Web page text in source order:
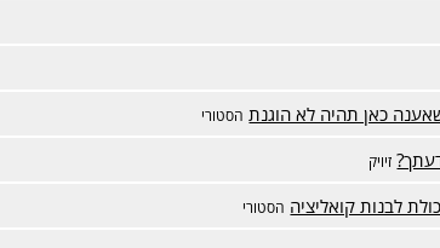
כאן תהיה לא הוגנת הסטורי
זיויק
לבנות קואליציה הסטורי